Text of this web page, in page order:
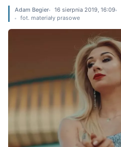
Adam Begier 16 sierpnia 2019, 16:09
fot. materiały prasowe